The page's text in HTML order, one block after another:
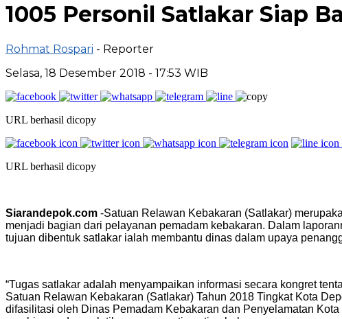
1005 Personil Satlakar Siap
Rohmat Rospari - Reporter
Selasa, 18 Desember 2018 - 17:53 WIB
URL berhasil dicopy
URL berhasil dicopy
Siarandepok.com -Satuan Relawan Kebakaran (Satlakar)
menjadi bagian dari pelayanan pemadam kebakaran. Dalam
tujuan dibentuk satlakar ialah membantu dinas dalam upaya
“Tugas satlakar adalah menyampaikan informasi secara kongret
Satuan Relawan Kebakaran (Satlakar) Tahun 2018 Tingkat Kota
difasilitasi oleh Dinas Pemadam Kebakaran dan Penyelamatan